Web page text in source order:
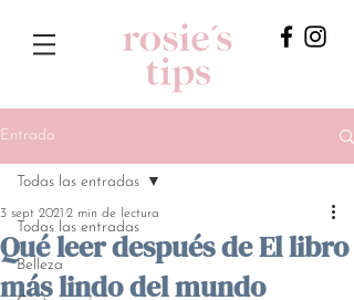
Entrada
Todas las entradas
Belleza
Todas las entradas
Qué leer después de El libro
más lindo del mundo
3 sept 2021 2 min de lectura